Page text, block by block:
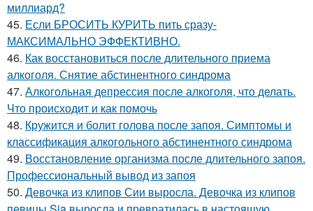
миллиард?
45. Если БРОСИТЬ КУРИТЬ пить сразу-
МАКСИМАЛЬНО ЭФФЕКТИВНО.
46. Как восстановиться после длительного приема
алкоголя. Снятие абстинентного синдрома
47. Алкогольная депрессия после алкоголя, что делать.
Что происходит и как помочь
48. Кружится и болит голова после запоя. Симптомы и
классификация алкогольного абстинентного синдрома
49. Восстановление организма после длительного запоя.
Профессиональный вывод из запоя
50. Девочка из клипов Сии выросла. Девочка из клипов